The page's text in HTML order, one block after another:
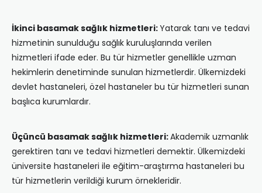
İkinci basamak sağlık hizmetleri:Yatarak tanı ve tedavi
hizmetinin sunulduğu sağlık kuruluşlarında verilen
hizmetleri ifade eder. Bu tür hizmetler genellikle uzman
hekimlerin denetiminde sunulan hizmetlerdir. Ülkemizdeki
devlet hastaneleri, özel hastaneler bu tür hizmetleri sunan
başlıca kurumlardır.
Üçüncü basamak sağlık hizmetleri:Akademik uzmanlık
gerektiren tanı ve tedavi hizmetleri demektir. Ülkemizdeki
üniversite hastaneleri ile eğitim-araştırma hastaneleri bu
tür hizmetlerin verildiği kurum örnekleridir.